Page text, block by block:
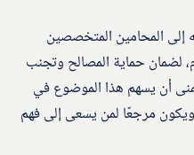
إلى المحامين المتخصصين
لضمان حماية المصالح وتجنب
أن يسهم هذا الموضوع في
مرجعًا لمن يسعى إلى فهم